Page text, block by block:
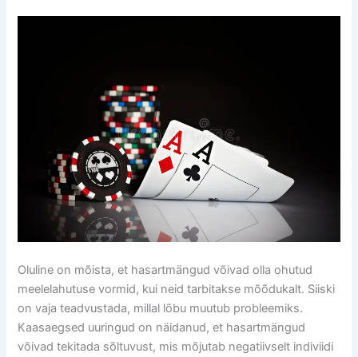
Oluline on mõista, et hasartmängud võivad olla ohutud
meelelahutuse vormid, kui neid tarbitakse mõõdukalt. Siiski
on vaja teadvustada, millal lõbu muutub probleemiks.
Kaasaegsed uuringud on näidanud, et hasartmängud
võivad tekitada sõltuvust, mis mõjutab negatiivselt indiviidi